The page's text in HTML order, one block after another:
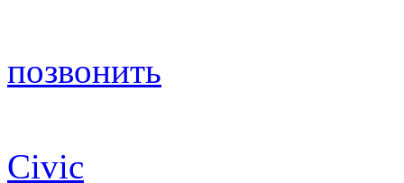
позвонить
Civic